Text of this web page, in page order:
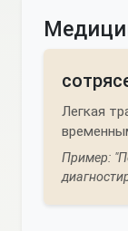
Легкая
Пример: